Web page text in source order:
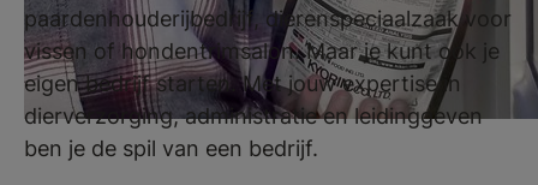
paardenhouderijbedrijf, dierenspeciaalzaak voor
vissen of hondentrimsalon. Maar je kunt ook je
eigen bedrijf starten. Met jouw expertise in
dierverzorging, administratie en leidinggeven
ben je de spil van een bedrijf.